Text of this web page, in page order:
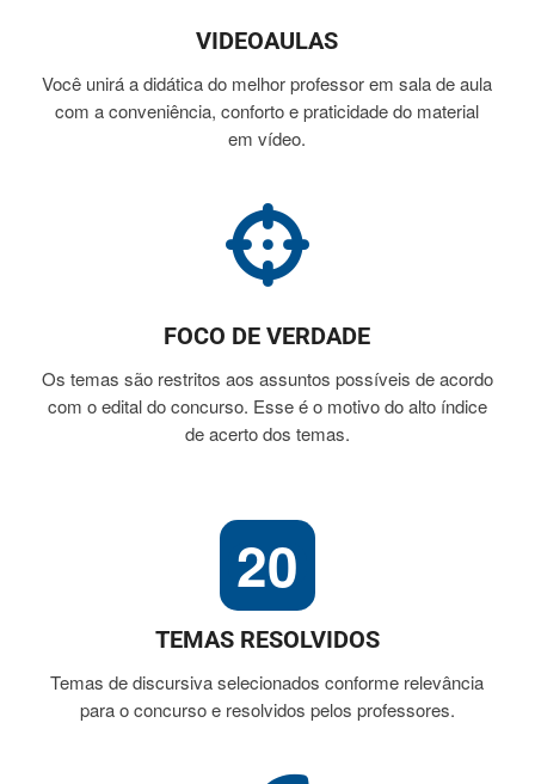
VIDEOAULAS
Você unirá a didática do melhor professor em sala de aula
com a conveniência, conforto e praticidade do material
em vídeo.
FOCO DE VERDADE
Os temas são restritos aos assuntos possíveis de acordo
com o edital do concurso. Esse é o motivo do alto índice
de acerto dos temas.
20
TEMAS RESOLVIDOS
Temas de discursiva selecionados conforme relevância
para o concurso e resolvidos pelos professores.